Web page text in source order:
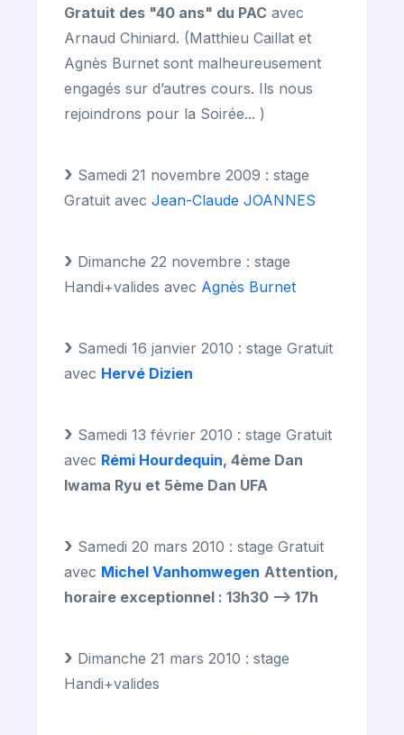
Gratuit des "40 ans" du PAC avec
Arnaud Chiniard. (Matthieu Caillat et
Agnès Burnet sont malheureusement
engagés sur d’autres cours. Ils nous
rejoindrons pour la Soirée... )
Samedi 21 novembre 2009 : stage
Gratuit avec Jean-Claude JOANNES
Dimanche 22 novembre : stage
Handi+valides avec Agnès Burnet
Samedi 16 janvier 2010 : stage Gratuit
avec Hervé Dizien
Samedi 13 février 2010 : stage Gratuit
avec Rémi Hourdequin, 4ème Dan
Iwama Ryu et 5ème Dan UFA
Samedi 20 mars 2010 : stage Gratuit
avec Michel Vanhomwegen Attention,
horaire exceptionnel : 13h30 —> 17h
Dimanche 21 mars 2010 : stage
Handi+valides